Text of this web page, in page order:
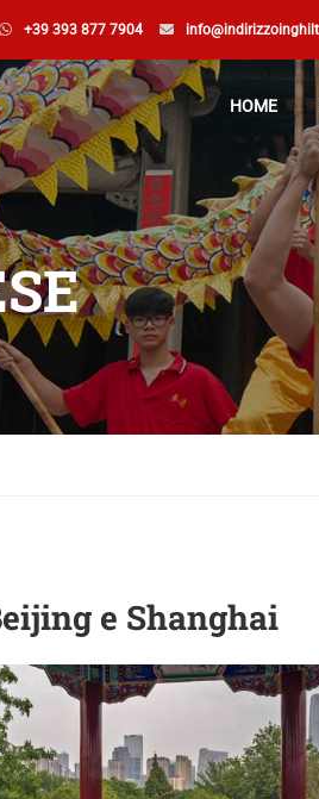
+39 393 877 7904
HOME
e Shanghai